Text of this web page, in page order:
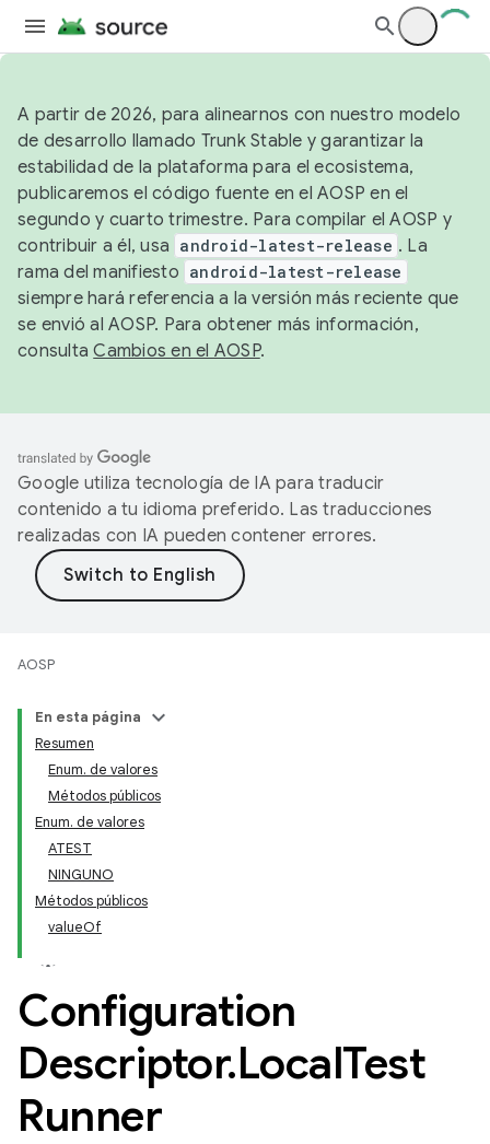
A partir de 2026, para alinearnos con nuestro modelo
de desarrollo llamado Trunk Stable y garantizar la
estabilidad de la plataforma para el ecosistema,
publicaremos el código fuente en el AOSP en el
segundo y cuarto trimestre. Para compilar el AOSP y
contribuir a él, usa android-latest-release . La
rama del manifiesto android-latest-release
siempre hará referencia a la versión más reciente que
se envió al AOSP. Para obtener más información,
consultaCambios en el AOSP.
Google utiliza tecnología de IA para traducir
contenido a tu idioma preferido. Las traducciones
realizadas con IA pueden contener errores.
AOSP
En esta página
Resumen
Enum. de valores
Métodos públicos
Enum. de valores
ATEST
NINGUNO
Métodos públicos
valueOf
Configuration
Descriptor.LocalTest
Runner